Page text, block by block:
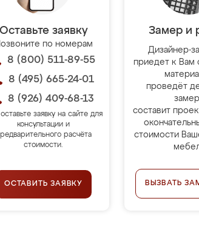
Оставьте заявку
по номерам
8 (800) 511-89-55
8 (495) 665-24-01
8 (926) 409-68-13
заявку на сайте для
консультации и
расчёта
стоимости.
ОСТАВИТЬ ЗАЯВКУ
Замер и
Дизайнер-
приедет к Вам
проведёт
составит
стоимости
ВЫЗВАТЬ